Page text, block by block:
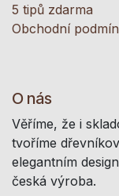
5 tipů zdarma
Obchodní
O nás
Věříme, že i
tvoříme
elegantním
česká výroba.